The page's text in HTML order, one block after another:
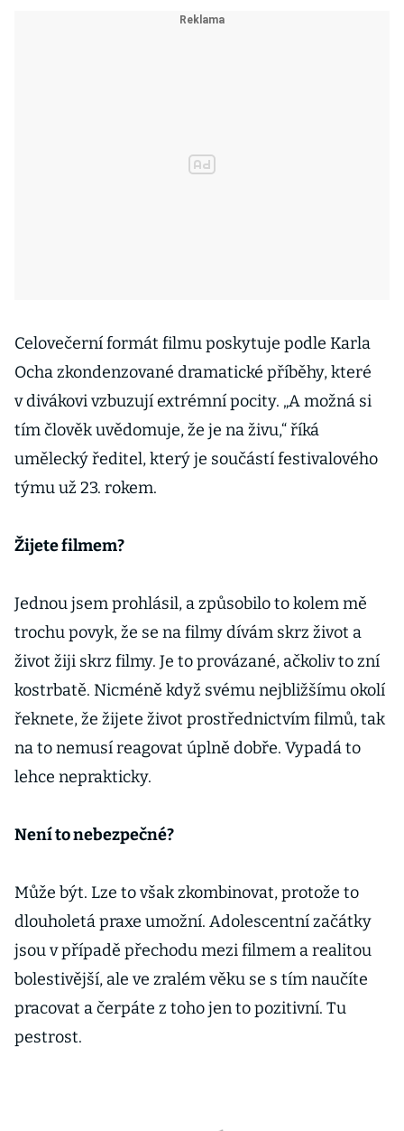
Celovečerní formát filmu poskytuje podle Karla
Ocha zkondenzované dramatické příběhy, které
v divákovi vzbuzují extrémní pocity. „A možná si
tím člověk uvědomuje, že je na živu,“ říká
umělecký ředitel, který je součástí festivalového
týmu už 23. rokem.
Žijete filmem?
Jednou jsem prohlásil, a způsobilo to kolem mě
trochu povyk, že se na filmy dívám skrz život a
život žiji skrz filmy. Je to provázané, ačkoliv to zní
kostrbatě. Nicméně když svému nejbližšímu okolí
řeknete, že žijete život prostřednictvím filmů, tak
na to nemusí reagovat úplně dobře. Vypadá to
lehce neprakticky.
Není to nebezpečné?
Může být. Lze to však zkombinovat, protože to
dlouholetá praxe umožní. Adolescentní začátky
jsou v případě přechodu mezi filmem a realitou
bolestivější, ale ve zralém věku se s tím naučíte
pracovat a čerpáte z toho jen to pozitivní. Tu
pestrost.